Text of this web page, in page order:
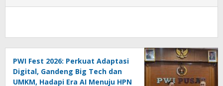
PWI Fest 2026: Perkuat Adaptasi
Digital, Gandeng Big Tech dan
UMKM, Hadapi Era AI Menuju HPN